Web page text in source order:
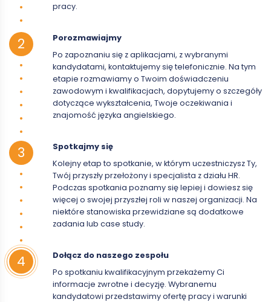
pracy.
Porozmawiajmy
Po zapoznaniu się z aplikacjami, z wybranymi
kandydatami, kontaktujemy się telefonicznie. Na tym
etapie rozmawiamy o Twoim doświadczeniu
zawodowym i kwalifikacjach, dopytujemy o szczegóły
dotyczące wykształcenia, Twoje oczekiwania i
znajomość języka angielskiego.
Spotkajmy się
Kolejny etap to spotkanie, w którym uczestniczysz Ty,
Twój przyszły przełożony i specjalista z działu HR.
Podczas spotkania poznamy się lepiej i dowiesz się
więcej o swojej przyszłej roli w naszej organizacji. Na
niektóre stanowiska przewidziane są dodatkowe
zadania lub case study.
Dołącz do naszego zespołu
Po spotkaniu kwalifikacyjnym przekażemy Ci
informacje zwrotne i decyzję. Wybranemu
kandydatowi przedstawimy ofertę pracy i warunki